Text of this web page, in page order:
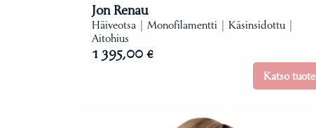
Jon Renau
Häiveotsa | Monofilamentti | Käsinsidottu |
Aitohius
1 395,00 €
Katso tuote